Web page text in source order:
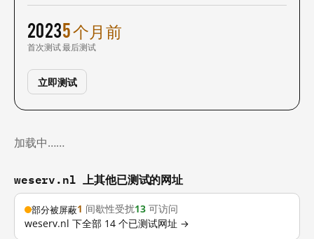
2023
首次测试
5 个月前
最后测试
立即测试
加载中……
weserv.nl 上其他已测试的网址
部分被屏蔽1 间歇性受扰13 可访问
weserv.nl 下全部 14 个已测试网址 →